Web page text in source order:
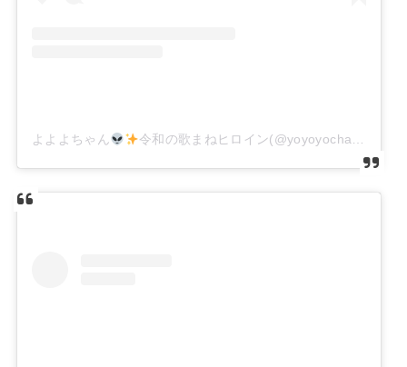
よよよちゃん 令和の歌まねヒロイン(@yoyoyochan_insta)がシェアした投稿